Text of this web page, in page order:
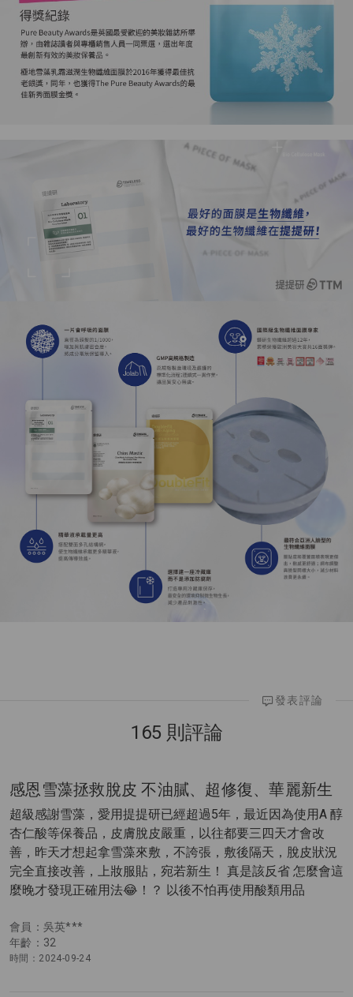
165 則評論
發表評論
會員：吳英***
年齡：32
時間：2024-09-24
感恩雪藻拯救脫皮 不油膩、超修復、華麗新生
超級感謝雪藻，愛用提提研已經超過5年，最近因為使用A 醇
杏仁酸等保養品，皮膚脫皮嚴重，以往都要三四天才會改
善，昨天才想起拿雪藻來敷，不誇張，敷後隔天，脫皮狀況
完全直接改善，上妝服貼，宛若新生！ 真是該反省 怎麼會這
麼晚才發現正確用法😂！？ 以後不怕再使用酸類用品